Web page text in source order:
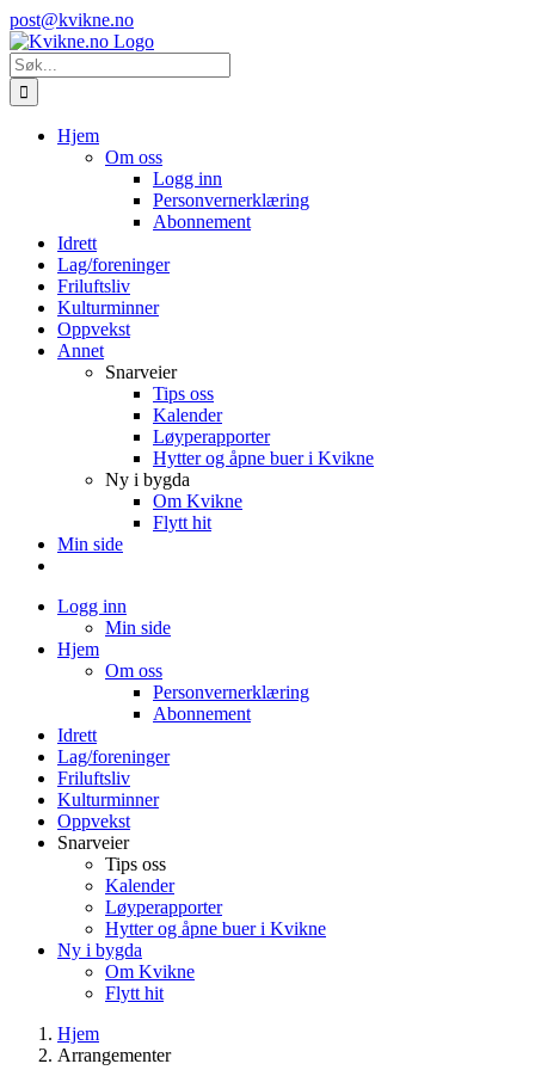
Skip
to
content
Instagram
E-
post
post@kvikne.no
Søk
etter:
Hjem
Om oss
Logg inn
Personvernerklæring
Abonnement
Idrett
Lag/foreninger
Friluftsliv
Kulturminner
Oppvekst
Annet
Snarveier
Tips oss
Kalender
Løyperapporter
Hytter og åpne buer i Kvikne
Ny i bygda
Om Kvikne
Flytt hit
Min side
Logg inn
Min side
Hjem
Om oss
Personvernerklæring
Abonnement
Idrett
Lag/foreninger
Friluftsliv
Kulturminner
Oppvekst
Snarveier
Tips oss
Kalender
Løyperapporter
Hytter og åpne buer i Kvikne
Ny i bygda
Om Kvikne
Flytt hit
Hjem
Arrangementer